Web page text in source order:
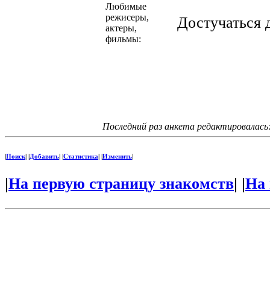
Любимые
режисеры,
актеры,
фильмы:
Достучаться
Последний раз анкета
Поиск| | Добавить Статистика Изменить
|На первую страницу знакомств| |На